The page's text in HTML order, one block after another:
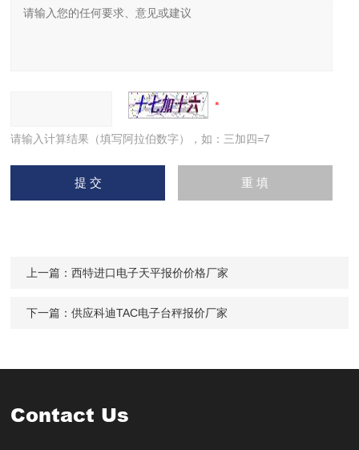
请输入计算结果（填写阿拉伯数字），如：三加四=7
上一篇：西特进口电子天平报价价格厂家
下一篇：供应科迪TAC电子台秤报价厂家
Contact Us